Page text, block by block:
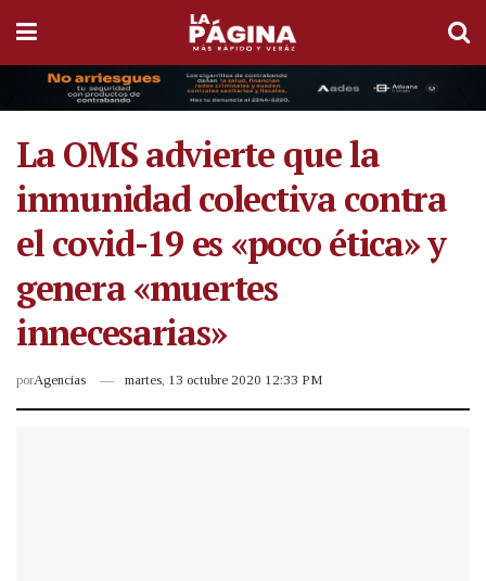
La OMS advierte que la
inmunidad colectiva contra
el covid-19 es «poco ética» y
genera «muertes
innecesarias»
porAgencias martes, 13 octubre 2020 12:33 PM